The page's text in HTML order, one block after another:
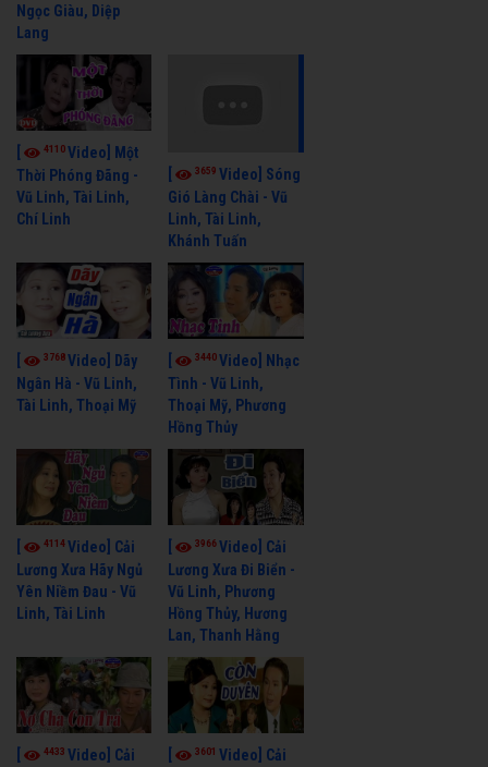
Ngọc Giàu, Diệp
Lang
4110Video] Một
Thời Phóng Đãng -
Vũ Linh, Tài Linh,
Chí Linh
3659Video] Sóng
Gió Làng Chài - Vũ
Linh, Tài Linh,
Khánh Tuấn
3768Video] Dãy
Ngân Hà - Vũ Linh,
Tài Linh, Thoại Mỹ
3440Video] Nhạc
Tình - Vũ Linh,
Thoại Mỹ, Phương
Hồng Thủy
4114Video] Cải
Lương Xưa Hãy Ngủ
Yên Niềm Đau - Vũ
Linh, Tài Linh
3966Video] Cải
Lương Xưa Đi Biển -
Vũ Linh, Phương
Hồng Thủy, Hương
Lan, Thanh Hằng
4433 Video] Cải
3601Video] Cải